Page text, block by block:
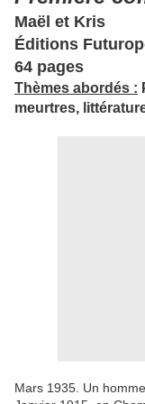
Maël et Kris
Éditions
64 pages
Thèmes abordés :
meurtres,
Mars 1935. Un